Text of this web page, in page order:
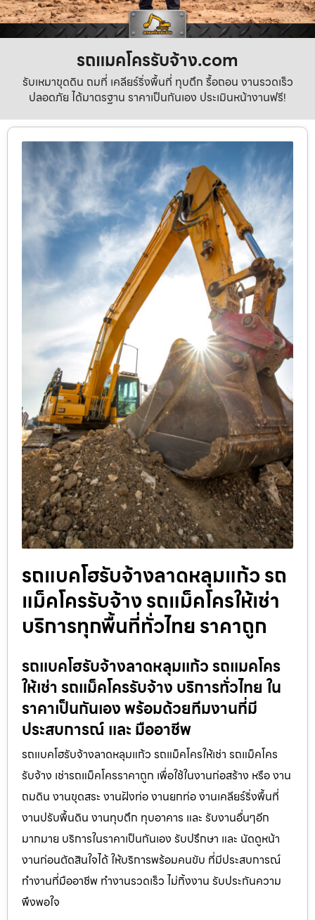
รถแมคโครรับจ้าง.com
รับเหมาขุดดิน ถมที่ เคลียร์ริ่งพื้นที่ ทุบตึก รื้อถอน งานรวดเร็ว
ปลอดภัย ได้มาตรฐาน ราคาเป็นกันเอง ประเมินหน้างานฟรี!
รถแบคโฮรับจ้างลาดหลุมแก้ว รถ
แม็คโครรับจ้าง รถแม็คโครให้เช่า
บริการทุกพื้นที่ทั่วไทย ราคาถูก
รถแบคโฮรับจ้างลาดหลุมแก้ว รถแมคโคร
ให้เช่า รถแม็คโครรับจ้าง บริการทั่วไทย ใน
ราคาเป็นกันเอง พร้อมด้วยทีมงานที่มี
ประสบการณ์ และ มืออาชีพ
รถแบคโฮรับจ้างลาดหลุมแก้ว รถแม็คโครให้เช่า รถแม็คโคร
รับจ้าง เช่ารถแม็คโครราคาถูก เพื่อใช้ในงานก่อสร้าง หรือ งาน
ถมดิน งานขุดสระ งานฝังท่อ งานยกท่อ งานเคลียร์ริ่งพื้นที่
งานปรับพื้นดิน งานทุบตึก ทุบอาคาร และ รับงานอื่นๆอีก
มากมาย บริการในราคาเป็นกันเอง รับปรึกษา และ นัดดูหน้า
งานก่อนตัดสินใจได้ ให้บริการพร้อมคนขับ ที่มีประสบการณ์
ทำงานที่มืออาชีพ ทำงานรวดเร็ว ไม่ทิ้งงาน รับประกันความ
พึงพอใจ